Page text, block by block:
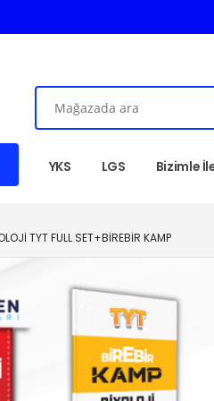
YKS LGS Bizimle
TYT FULL SET+BİREBİR KAMP